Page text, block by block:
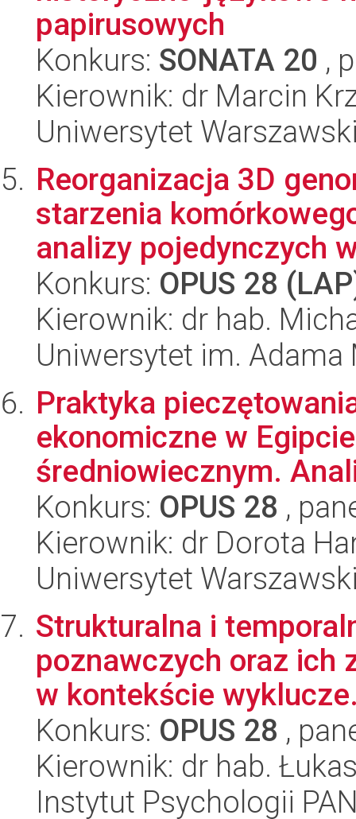
papirusowych
Konkurs: SONATA 20 ,
Kierownik: dr Marcin
Uniwersytet
Reorganizacja 3D
starzenia
analizy pojedynczych
Konkurs: OPUS 28
Kierownik: dr hab.
Uniwersytet im.
Praktyka
ekonomiczne w
średniowiecznym.
Konkurs: OPUS 28 ,
Kierownik: dr Dorota
Uniwersytet
Strukturalna i
poznawczych oraz ich
w kontekście
Konkurs: OPUS 28 ,
Kierownik: dr hab.
Instytut Psychologii